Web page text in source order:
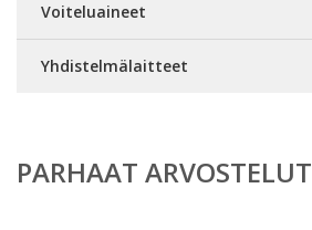
Voiteluaineet
Yhdistelmälaitteet
PARHAAT ARVOSTELUT